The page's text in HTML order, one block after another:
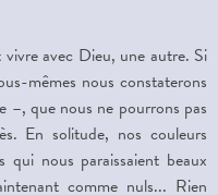
avec Dieu, une autre. Si
mêmes nous constaterons
–, que nous ne pourrons pas
En solitude, nos couleurs
qui nous paraissaient beaux
comme nuls... Rien